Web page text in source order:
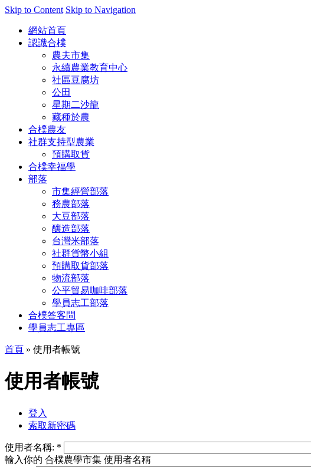
Skip to Content Skip to Navigation
網站首頁
認識合樸
農夫市集
永續農業教育中心
社區豆腐坊
公田
星期二沙龍
藏種於農
合樸農友
社群支持型農業
預購取貨
合樸幸福學
部落
市集經營部落
務農部落
大豆部落
釀造部落
台灣米部落
社群貨幣小組
預購取貨部落
物流部落
公平貿易咖啡部落
學員志工部落
合樸答客問
學員志工專區
首頁 » 使用者帳號
使用者帳號
登入
索取新密碼
使用者名稱: *
輸入你的 合樸農學市集 使用者名稱